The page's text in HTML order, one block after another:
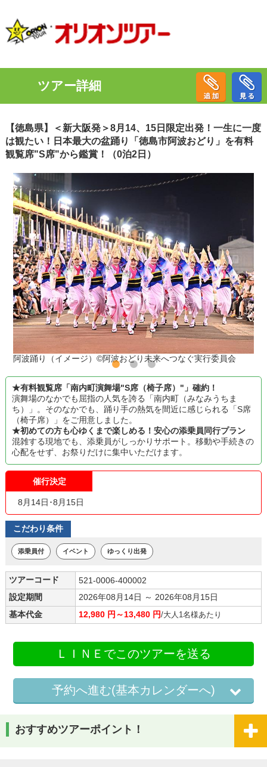
ツアー詳細
【徳島県】＜新大阪発＞8月14、15日限定出発！一生に一度
は観たい！日本最大の盆踊り「徳島市阿波おどり」を有料
観覧席"S席"から鑑賞！（0泊2日）
阿波踊り（イメージ）©阿波おどり未来へつなぐ実行委員会
★有料観覧席「南内町演舞場"S席（椅子席）"」確約！
演舞場のなかでも屈指の人気を誇る「南内町（みなみうちま
ち）」。そのなかでも、踊り手の熱気を間近に感じられる「S席
（椅子席）」をご用意しました。
★初めての方も心ゆくまで楽しめる！安心の添乗員同行プラン
混雑する現地でも、添乗員がしっかりサポート。移動や手続きの
心配をせず、お祭りだけに集中いただけます。
催行決定
8月14日･8月15日
こだわり条件
添乗員付 イベント ゆっくり出発
ツアーコード
521-0006-400002
設定期間
2026年08月14日 ～ 2026年08月15日
基本代金
12,980 円～13,480 円/大人1名様あたり
ＬＩＮＥでこのツアーを送る
予約へ進む(基本カレンダーへ)
おすすめツアーポイント！